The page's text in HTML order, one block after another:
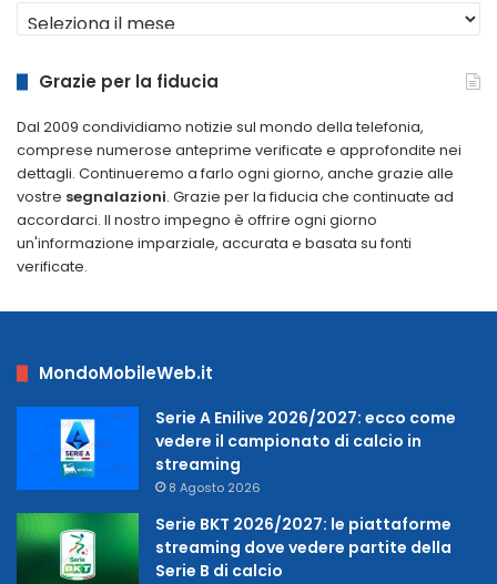
Archivio
dal
Grazie per la fiducia
Dal 2009 condividiamo notizie sul mondo della telefonia,
comprese numerose anteprime verificate e approfondite nei
dettagli. Continueremo a farlo ogni giorno, anche grazie alle
vostre segnalazioni. Grazie per la fiducia che continuate ad
accordarci. Il nostro impegno è offrire ogni giorno
un'informazione imparziale, accurata e basata su fonti
verificate.
MondoMobileWeb.it
Serie A Enilive 2026/2027: ecco come
vedere il campionato di calcio in
streaming
8 Agosto 2026
Serie BKT 2026/2027: le piattaforme
streaming dove vedere partite della
Serie B di calcio